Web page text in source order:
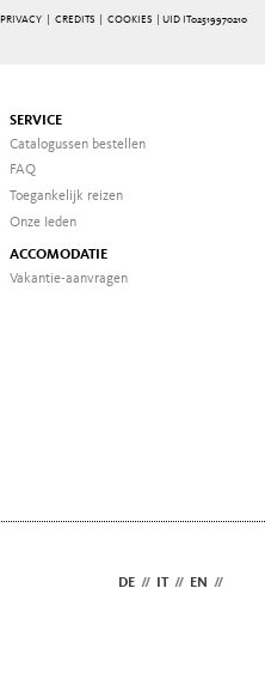
PRIVACY| CREDITS| COOKIES | UID IT02519970210
SERVICE
Catalogussen bestellen
FAQ
Toegankelijk reizen
Onze Ieden
ACCOMODATIE
Vakantie-aanvragen
DE // IT // EN //